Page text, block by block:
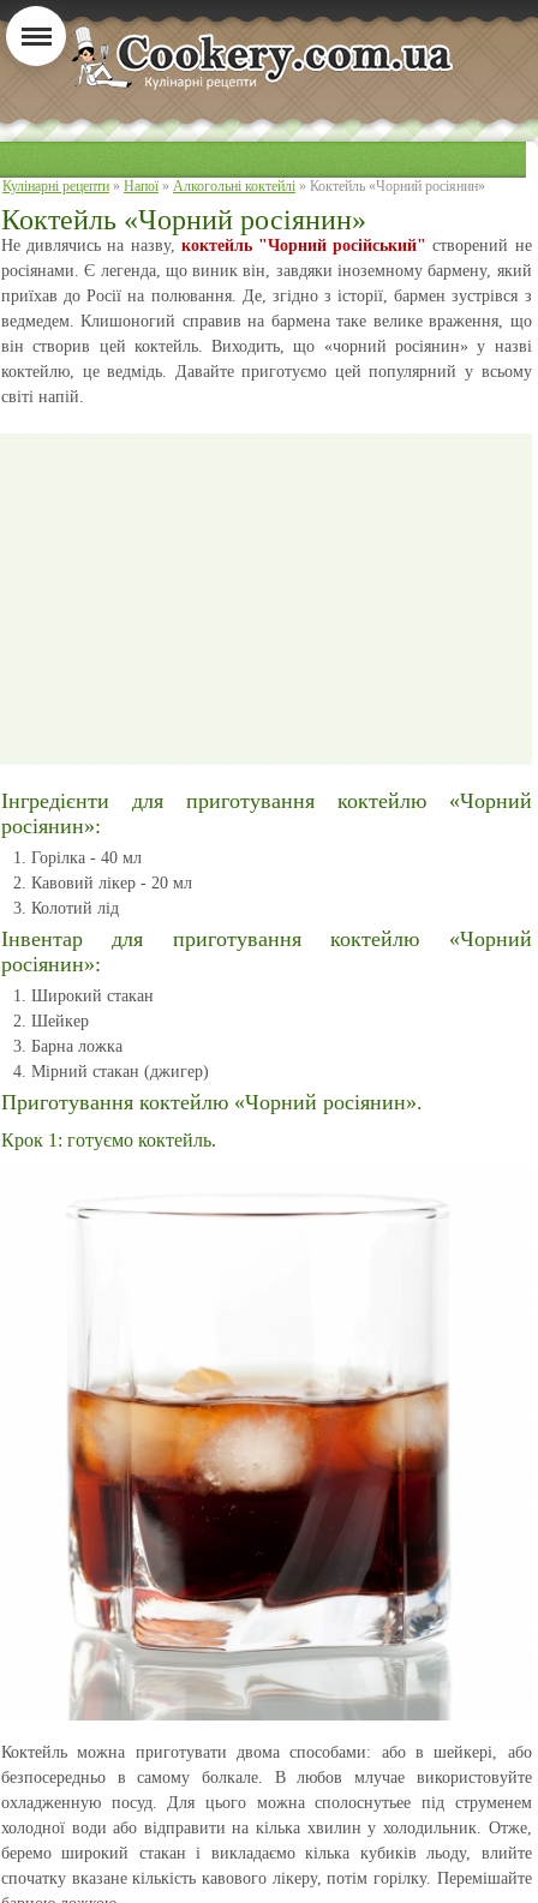
Кулінарні рецепти » Напої» Алкогольні коктейлі » Коктейль «Чорний росіянин»
Коктейль «Чорний росіянин»
Не дивлячись на назву, коктейль "Чорний російський" створений не
росіянами. Є легенда, що виник він, завдяки іноземному бармену, який
приїхав до Росії на полювання. Де, згідно з історії, бармен зустрівся з
ведмедем. Клишоногий справив на бармена таке велике враження, що
він створив цей коктейль. Виходить, що «чорний росіянин» у назві
коктейлю, це ведмідь. Давайте приготуємо цей популярний у всьому
світі напій.
Інгредієнти для приготування коктейлю «Чорний
росіянин»:
Горілка - 40 мл
Кавовий лікер - 20 мл
Колотий лід
Інвентар для приготування коктейлю «Чорний
росіянин»:
Широкий стакан
Шейкер
Барна ложка
Мірний стакан (джигер)
Приготування коктейлю «Чорний росіянин».
Крок 1: готуємо коктейль.
Коктейль можна приготувати двома способами: або в шейкері, або
безпосередньо в самому болкале. В любов млучае використовуйте
охладженную посуд. Для цього можна сполоснутьее під струменем
холодної води або відправити на кілька хвилин у холодильник. Отже,
беремо широкий стакан і викладаємо кілька кубиків льоду, влийте
спочатку вказане кількість кавового лікеру, потім горілку. Перемішайте